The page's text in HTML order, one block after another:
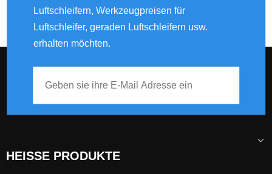
Luftschleifern, Werkzeugpreisen für
Luftschleifer, geraden Luftschleifern usw.
erhalten möchten.
HEISSE PRODUKTE